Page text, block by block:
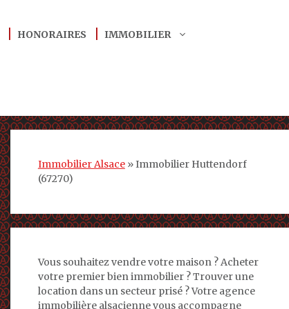
HONORAIRES IMMOBILIER
Immobilier Alsace»Immobilier Huttendorf
(67270)
Vous souhaitez vendre votre maison ? Acheter
votre premier bien immobilier ? Trouver une
location dans un secteur prisé ? Votre agence
immobilière alsacienne vous accompagne